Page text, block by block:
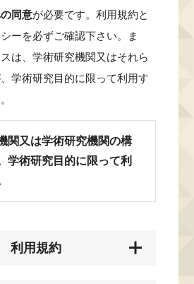
同意が必要です。利用規約と
ーを必ずご確認下さい。ま
は、学術研究機関又はそれら
学術研究目的に限って利用す
関又は学術研究機関の構
学術研究目的に限って利
利用規約